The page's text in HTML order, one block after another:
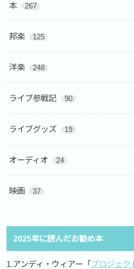
本 267
邦楽 125
洋楽 248
ライブ参戦記 90
ライブグッズ 19
オーディオ 24
映画 37
2025年に読んだお勧め本
1.アンディ・ウィアー「プロジェク